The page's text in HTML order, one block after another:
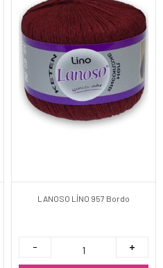
LANOSO LİNO 957 Bordo